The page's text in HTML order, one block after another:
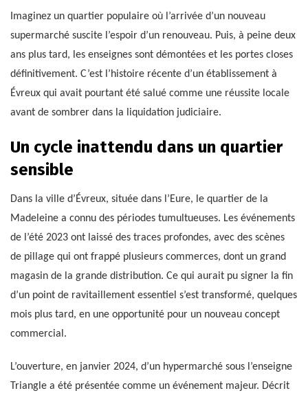
Imaginez un quartier populaire où l’arrivée d’un nouveau
supermarché suscite l’espoir d’un renouveau. Puis, à peine deux
ans plus tard, les enseignes sont démontées et les portes closes
définitivement. C’est l’histoire récente d’un établissement à
Évreux qui avait pourtant été salué comme une réussite locale
avant de sombrer dans la liquidation judiciaire.
Un cycle inattendu dans un quartier
sensible
Dans la ville d’Évreux, située dans l’Eure, le quartier de la
Madeleine a connu des périodes tumultueuses. Les événements
de l’été 2023 ont laissé des traces profondes, avec des scènes
de pillage qui ont frappé plusieurs commerces, dont un grand
magasin de la grande distribution. Ce qui aurait pu signer la fin
d’un point de ravitaillement essentiel s’est transformé, quelques
mois plus tard, en une opportunité pour un nouveau concept
commercial.
L’ouverture, en janvier 2024, d’un hypermarché sous l’enseigne
Triangle a été présentée comme un événement majeur. Décrit